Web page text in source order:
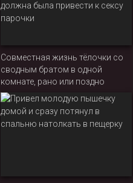
Совместная жизнь тёлочки со
сводным братом в одной
комнате, рано или поздно
должна была привести к сексу
парочки